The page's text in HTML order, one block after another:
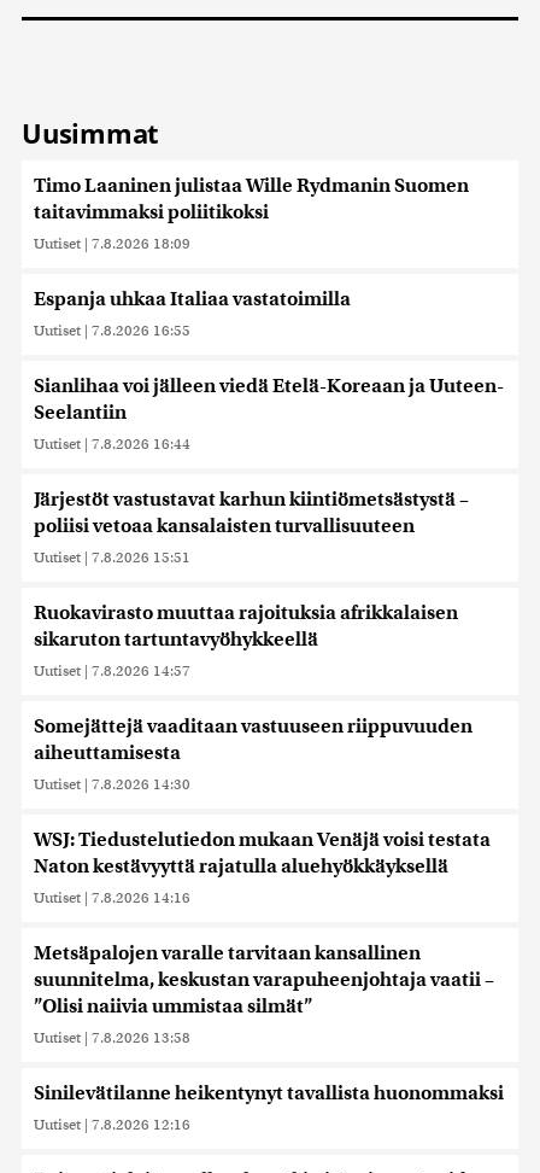
Uusimmat
Timo Laaninen julistaa Wille Rydmanin Suomen
taitavimmaksi poliitikoksi
Uutiset | 7.8.2026 18:09
Espanja uhkaa Italiaa vastatoimilla
Uutiset | 7.8.2026 16:55
Sianlihaa voi jälleen viedä Etelä-Koreaan ja Uuteen-
Seelantiin
Uutiset | 7.8.2026 16:44
Järjestöt vastustavat karhun kiintiömetsästystä –
poliisi vetoaa kansalaisten turvallisuuteen
Uutiset | 7.8.2026 15:51
Ruokavirasto muuttaa rajoituksia afrikkalaisen
sikaruton tartuntavyöhykkeellä
Uutiset | 7.8.2026 14:57
Somejättejä vaaditaan vastuuseen riippuvuuden
aiheuttamisesta
Uutiset | 7.8.2026 14:30
WSJ: Tiedustelutiedon mukaan Venäjä voisi testata
Naton kestävyyttä rajatulla aluehyökkäyksellä
Uutiset | 7.8.2026 14:16
Metsäpalojen varalle tarvitaan kansallinen
suunnitelma, keskustan varapuheenjohtaja vaatii –
”Olisi naiivia ummistaa silmät”
Uutiset | 7.8.2026 13:58
Sinilevätilanne heikentynyt tavallista huonommaksi
Uutiset | 7.8.2026 12:16